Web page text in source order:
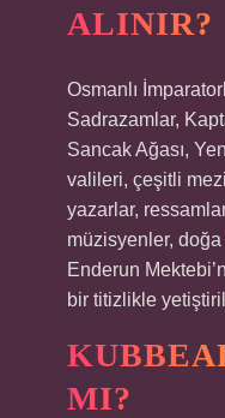
ALINIR?
Osmanlı
Sadrazamlar,
Sancak Ağası,
valileri, çeşitli
yazarlar,
müzisyenler,
Enderun
bir titizlikle
MI?